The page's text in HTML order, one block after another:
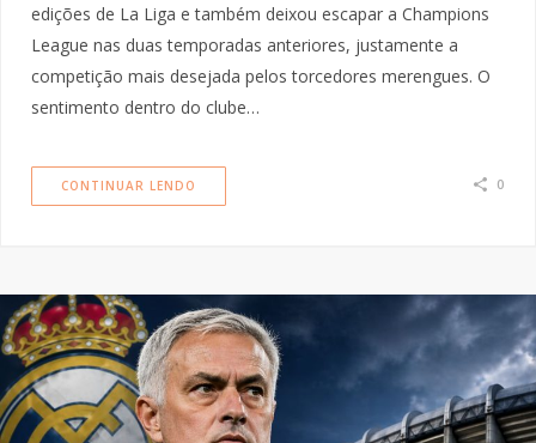
edições de La Liga e também deixou escapar a Champions
League nas duas temporadas anteriores, justamente a
competição mais desejada pelos torcedores merengues. O
sentimento dentro do clube…
CONTINUAR LENDO 0